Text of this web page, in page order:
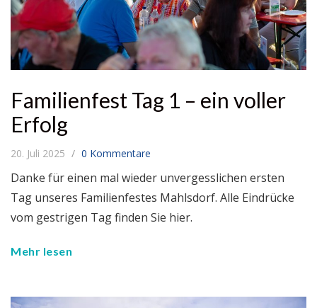
Familienfest Tag 1 – ein voller
Erfolg
20. Juli 2025 0 Kommentare
Danke für einen mal wieder unvergesslichen ersten
Tag unseres Familienfestes Mahlsdorf. Alle Eindrücke
vom gestrigen Tag finden Sie hier.
Mehr lesen